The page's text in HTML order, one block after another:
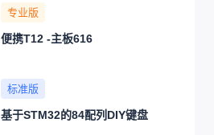
专业版
便携T12 -主板616
标准版
基于STM32的84配列DIY键盘